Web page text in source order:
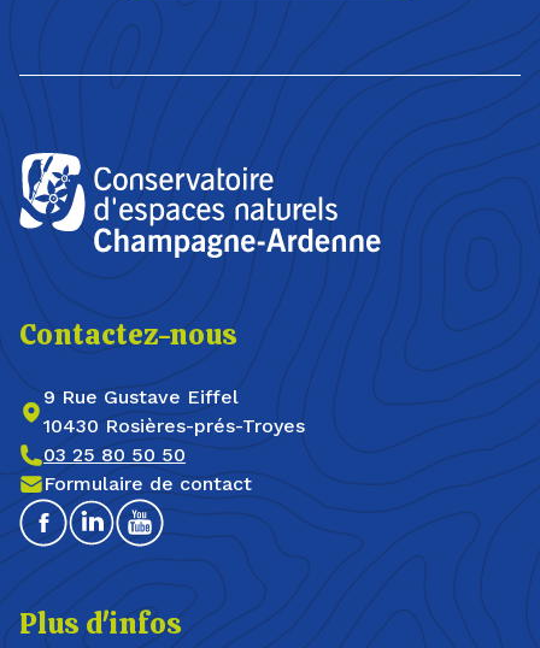
Contactez-nous
9 Rue Gustave Eiffel
10430 Rosières-prés-Troyes
03 25 80 50 50
Formulaire de contact
FacebookLinkedinYoutube
Plus d'infos